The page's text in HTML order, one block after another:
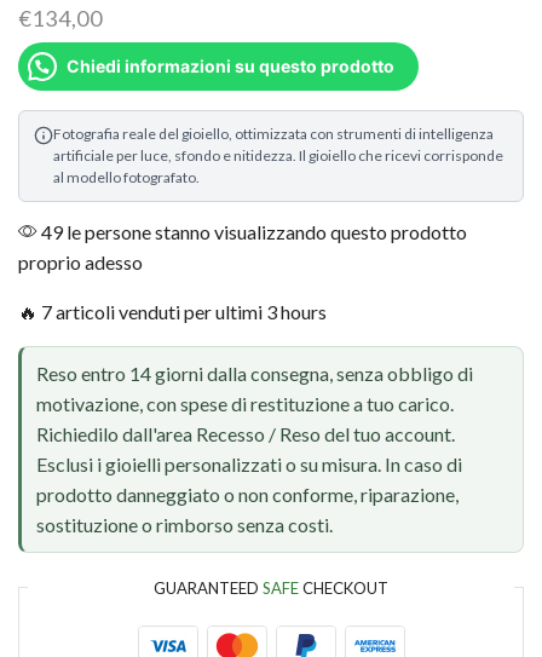
€134,00
Chiedi informazioni su questo prodotto
Fotografia reale del gioiello, ottimizzata con strumenti di intelligenza
artificiale per luce, sfondo e nitidezza. Il gioiello che ricevi corrisponde
al modello fotografato.
49 le persone stanno visualizzando questo prodotto
proprio adesso
🔥 7 articoli venduti per ultimi 3 hours
Reso entro 14 giorni dalla consegna, senza obbligo di
motivazione, con spese di restituzione a tuo carico.
Richiedilo dall'area Recesso / Reso del tuo account.
Esclusi i gioielli personalizzati o su misura. In caso di
prodotto danneggiato o non conforme, riparazione,
sostituzione o rimborso senza costi.
GUARANTEED SAFECHECKOUT